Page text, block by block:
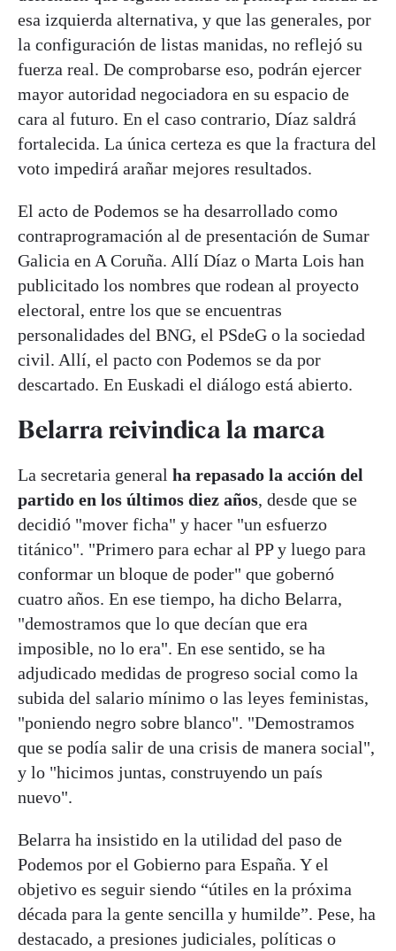
esa izquierda alternativa, y que las generales, por
la configuración de listas manidas, no reflejó su
fuerza real. De comprobarse eso, podrán ejercer
mayor autoridad negociadora en su espacio de
cara al futuro. En el caso contrario, Díaz saldrá
fortalecida. La única certeza es que la fractura del
voto impedirá arañar mejores resultados.
El acto de Podemos se ha desarrollado como
contraprogramación al de presentación de Sumar
Galicia en A Coruña. Allí Díaz o Marta Lois han
publicitado los nombres que rodean al proyecto
electoral, entre los que se encuentras
personalidades del BNG, el PSdeG o la sociedad
civil. Allí, el pacto con Podemos se da por
descartado. En Euskadi el diálogo está abierto.
Belarra reivindica la marca
La secretaria general ha repasado la acción del
partido en los últimos diez años, desde que se
decidió "mover ficha" y hacer "un esfuerzo
titánico". "Primero para echar al PP y luego para
conformar un bloque de poder" que gobernó
cuatro años. En ese tiempo, ha dicho Belarra,
"demostramos que lo que decían que era
imposible, no lo era". En ese sentido, se ha
adjudicado medidas de progreso social como la
subida del salario mínimo o las leyes feministas,
"poniendo negro sobre blanco". "Demostramos
que se podía salir de una crisis de manera social",
y lo "hicimos juntas, construyendo un país
nuevo".
Belarra ha insistido en la utilidad del paso de
Podemos por el Gobierno para España. Y el
objetivo es seguir siendo “útiles en la próxima
década para la gente sencilla y humilde”. Pese, ha
destacado, a presiones judiciales, políticas o